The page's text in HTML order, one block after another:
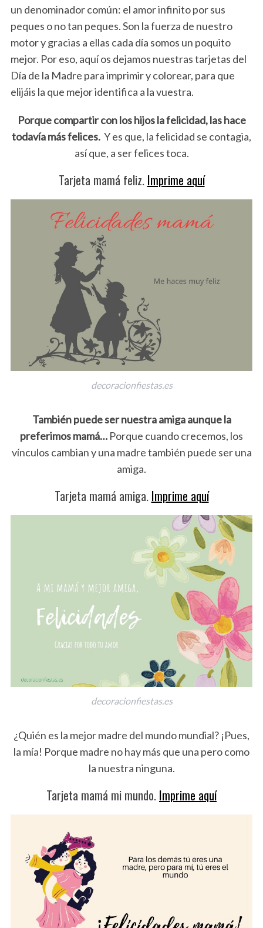
un denominador común: el amor infinito por sus
peques o no tan peques. Son la fuerza de nuestro
motor y gracias a ellas cada día somos un poquito
mejor. Por eso, aquí os dejamos nuestras tarjetas del
Día de la Madre para imprimir y colorear, para que
elijáis la que mejor identifica a la vuestra.
Porque compartir con los hijos la felicidad, las hace
todavía más felices. Y es que, la felicidad se contagia,
así que, a ser felices toca.
Tarjeta mamá feliz. Imprime aquí
decoracionfiestas.es
También puede ser nuestra amiga aunque la
preferimos mamá… Porque cuando crecemos, los
vínculos cambian y una madre también puede ser una
amiga.
Tarjeta mamá amiga. Imprime aquí
decoracionfiestas.es
¿Quién es la mejor madre del mundo mundial? ¡Pues,
la mía! Porque madre no hay más que una pero como
la nuestra ninguna.
Tarjeta mamá mi mundo. Imprime aquí